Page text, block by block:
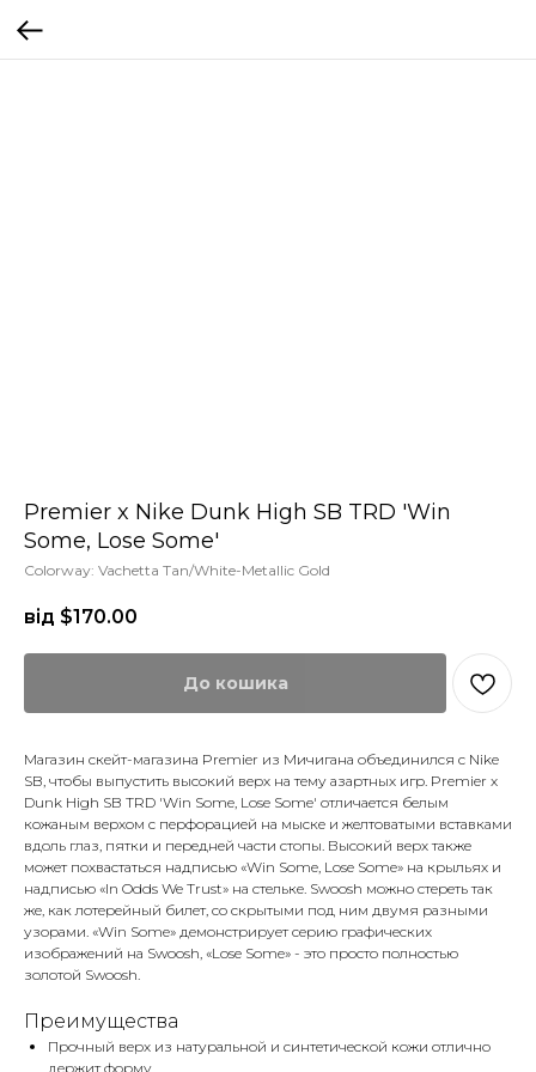
Premier x Nike Dunk High SB TRD 'Win
Some, Lose Some'
Colorway: Vachetta Tan/White-Metallic Gold
від $170.00
До кошика
Магазин скейт-магазина Premier из Мичигана объединился с Nike
SB, чтобы выпустить высокий верх на тему азартных игр. Premier x
Dunk High SB TRD 'Win Some, Lose Some' отличается белым
кожаным верхом с перфорацией на мыске и желтоватыми вставками
вдоль глаз, пятки и передней части стопы. Высокий верх также
может похвастаться надписью «Win Some, Lose Some» на крыльях и
надписью «In Odds We Trust» на стельке. Swoosh можно стереть так
же, как лотерейный билет, со скрытыми под ним двумя разными
узорами. «Win Some» демонстрирует серию графических
изображений на Swoosh, «Lose Some» - это просто полностью
золотой Swoosh.
Преимущества
Прочный верх из натуральной и синтетической кожи отлично
держит форму.